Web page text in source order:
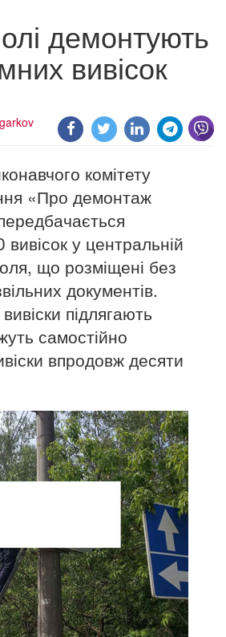
демонтують
вивісок
комітету
«Про демонтаж
у центральній
що розміщені без
документів.
підлягають
самостійно
впродовж десяти